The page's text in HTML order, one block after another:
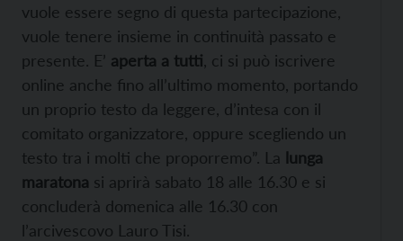
vuole essere segno di questa partecipazione,
vuole tenere insieme in continuità passato e
presente. E’ aperta a tutti , ci si può iscrivere
online anche fino all’ultimo momento, portando
un proprio testo da leggere, d’intesa con il
comitato organizzatore, oppure scegliendo un
testo tra i molti che proporremo”. La lunga
maratona si aprirà sabato 18 alle 16.30 e si
concluderà domenica alle 16.30 con
l’arcivescovo Lauro Tisi.